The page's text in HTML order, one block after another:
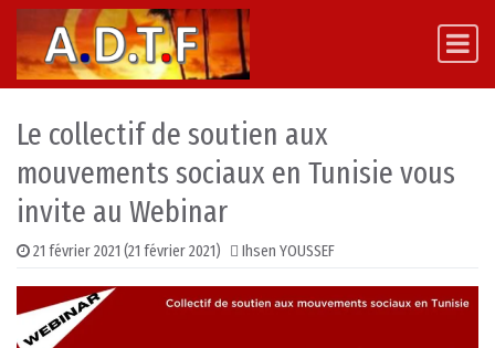
Skip to content
Main Navigation
Le collectif de soutien aux
mouvements sociaux en Tunisie vous
invite au Webinar
21 février 2021 (21 février 2021) Ihsen YOUSSEF